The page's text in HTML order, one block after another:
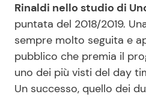
Mondo Mamma
News benessere
Salute
Rinaldi nello studio di
puntata del 2018/2019.
sempre molto seguita e
pubblico che premia il
uno dei più visti del day
Un successo, quello dei